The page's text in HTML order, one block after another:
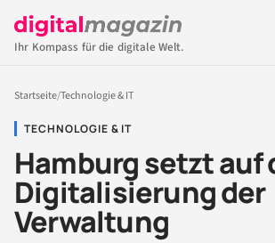
Ihr Kompass für die digitale Welt.
Startseite/Technologie & IT
TECHNOLOGIE & IT
Hamburg setzt auf
Digitalisierung der
Verwaltung